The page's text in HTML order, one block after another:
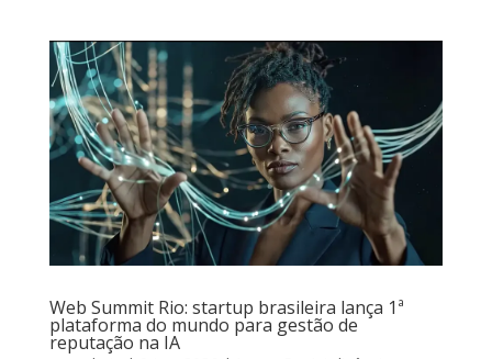
Web Summit Rio: startup brasileira lança 1ª
plataforma do mundo para gestão de
reputação na IA